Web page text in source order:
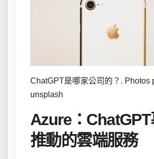
ChatGPT是哪家公司的？. Photos
unsplash
Azure：
推動的雲端服務